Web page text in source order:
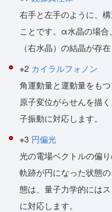
右手と左手のように、
ことです。α水晶の場
（右水晶）の結晶が存在
※2 カイラルフォノン
角運動量と運動量をも
原子変位がらせんを描
子振動に対応します。
※3 円偏光
光の電場ベクトルの偏
軌跡が円になった状態
態は、量子力学的には
に対応します。